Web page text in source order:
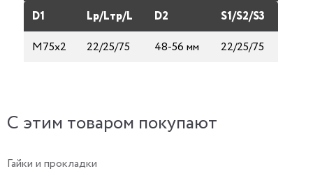
D1
Lp/Lтp/L D2
S1/S2/S3
М75х2
22/25/75 48-56 мм 22/25/75
C этим товаром покупают
Гайки и прокладки